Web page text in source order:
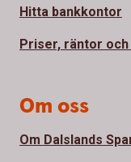
Hitta bankkontor
Priser, räntor
Om oss
Om Dalslands